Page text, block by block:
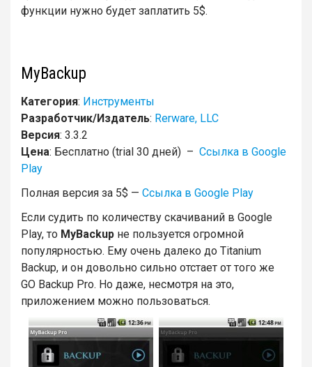
функции нужно будет заплатить 5$.
MyBackup
Категория: Инструменты
Разработчик/Издатель: Rerware, LLC
Версия: 3.3.2
Цена: Бесплатно (trial 30 дней) – Ссылка в Google
Play
Полная версия за 5$ — Ссылка в Google Play
Если судить по количеству скачиваний в Google
Play, то MyBackup не пользуется огромной
популярностью. Ему очень далеко до Titanium
Backup, и он довольно сильно отстает от того же
GO Backup Pro. Но даже, несмотря на это,
приложением можно пользоваться.